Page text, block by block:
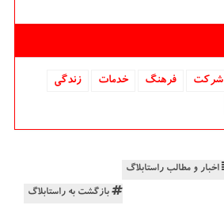
شركت فرهنگ خدمات
زندگی
اخبار و مطالب راستابلاگ
بازگشت به راستابلاگ